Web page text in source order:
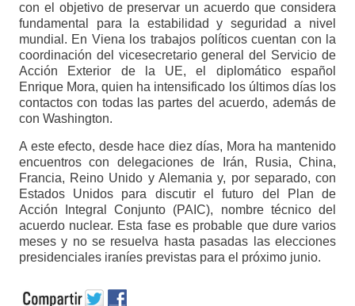
con el objetivo de preservar un acuerdo que considera
fundamental para la estabilidad y seguridad a nivel
mundial. En Viena los trabajos políticos cuentan con la
coordinación del vicesecretario general del Servicio de
Acción Exterior de la UE, el diplomático español
Enrique Mora, quien ha intensificado los últimos días los
contactos con todas las partes del acuerdo, además de
con Washington.
A este efecto, desde hace diez días, Mora ha mantenido
encuentros con delegaciones de Irán, Rusia, China,
Francia, Reino Unido y Alemania y, por separado, con
Estados Unidos para discutir el futuro del Plan de
Acción Integral Conjunto (PAIC), nombre técnico del
acuerdo nuclear. Esta fase es probable que dure varios
meses y no se resuelva hasta pasadas las elecciones
presidenciales iraníes previstas para el próximo junio.